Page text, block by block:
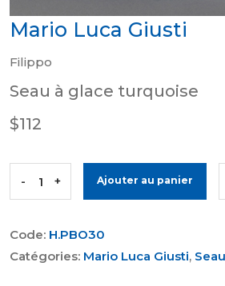
Mario Luca Giusti
Filippo
Seau à glace turquoise
$112
- + Ajouter au panier
Code: H.PBO30
Catégories: Mario Luca Giusti,